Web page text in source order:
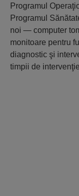
Programul
Programul
noi — computer
monitoare pentru
diagnostic şi
timpii de